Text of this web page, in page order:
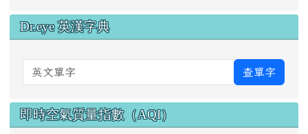
Dr.eye 英漢字典
英文單字 查單字
即時空氣質量指數（AQI）